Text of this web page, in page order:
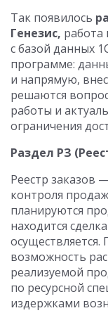
Так появилось
Генезис, работа
с базой данных
программе:
и напрямую,
решаются
работы и
ограничения
Раздел РЗ
Реестр заказов
контроля
планируются
находится
осуществляется.
возможность
реализуемой
по ресурсной
издержками